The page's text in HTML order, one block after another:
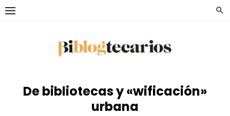
Saltar
De bibliotecas y «wificación»
urbana